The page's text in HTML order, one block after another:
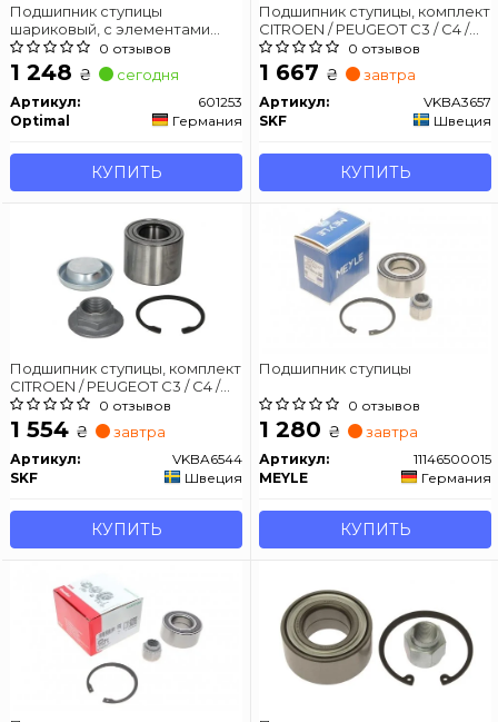
Подшипник ступицы
шариковый, с элементами
монтажа
0 отзывов
1 248 ₴ сегодня
Артикул:
601253
Optimal
Германия
КУПИТЬ
Подшипник ступицы, комплект
CITROEN / PEUGEOT C3 / C4 /
DS3 / 2008/207/208/301
передняя сторона 1,0 / 1,6L 02 -
0 отзывов
1 667 ₴ завтра
Артикул:
VKBA3657
SKF
Швеция
КУПИТЬ
Подшипник ступицы, комплект
CITROEN / PEUGEOT C3 / C4 /
DS3 / 2008/207/208/307 задняя
сторона 1,0 / 2,0L 00 -
0 отзывов
1 554 ₴ завтра
Артикул:
VKBA6544
SKF
Швеция
КУПИТЬ
Подшипник ступицы
0 отзывов
1 280 ₴ завтра
Артикул:
11146500015
MEYLE
Германия
КУПИТЬ